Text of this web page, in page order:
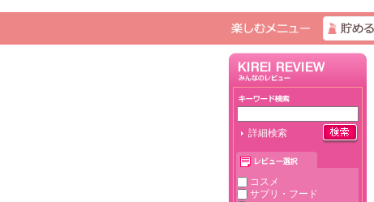
詳細検索
コスメ
サプリ・フード